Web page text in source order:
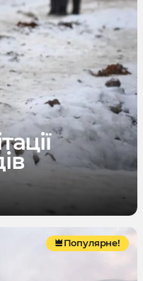
Популярне!